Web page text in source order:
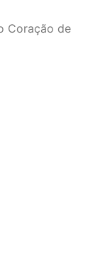
Coração de